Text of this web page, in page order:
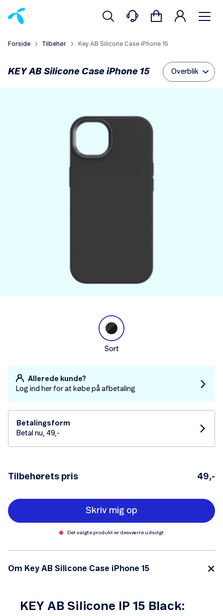
Forside Tilbehør Key AB Silicone Case iPhone 15
KEY AB Silicone Case iPhone 15 Overblik
Sort
Allerede kunde?
Log ind her for at købe på afbetaling
Betalingsform
Betal nu, 49,-
Tilbehørets pris 49,-
Skriv mig op
Det valgte produkt er desværre udsolgt
Om Key AB Silicone Case iPhone 15
KEY AB Silicone IP 15 Black: